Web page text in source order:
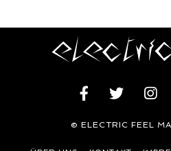
© ELECTRIC FEEL